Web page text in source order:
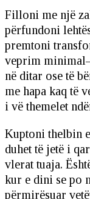
Filloni me një
përfundoni
premtoni
veprim
në ditar ose të
me hapa kaq të
i vë themelet
Kuptoni thelbin
duhet të jetë i
vlerat tuaja.
kur e dini se po
përmirësuar